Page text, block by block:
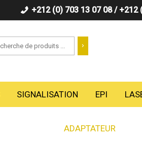
+212 (0) 703 13 07 08 / +212
SIGNALISATION EPI
ADAPTATEUR